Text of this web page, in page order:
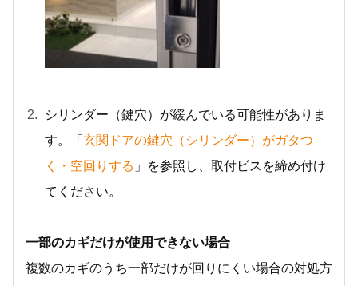
シリンダー（鍵穴）が緩んでいる可能性がありま
す。「 玄関ドアの鍵穴（シリンダー）がガタつ
く・空回りする 」を参照し、取付ビスを締め付け
てください。
一部のカギだけが使用できない場合
複数のカギのうち一部だけが回りにくい場合の対処方